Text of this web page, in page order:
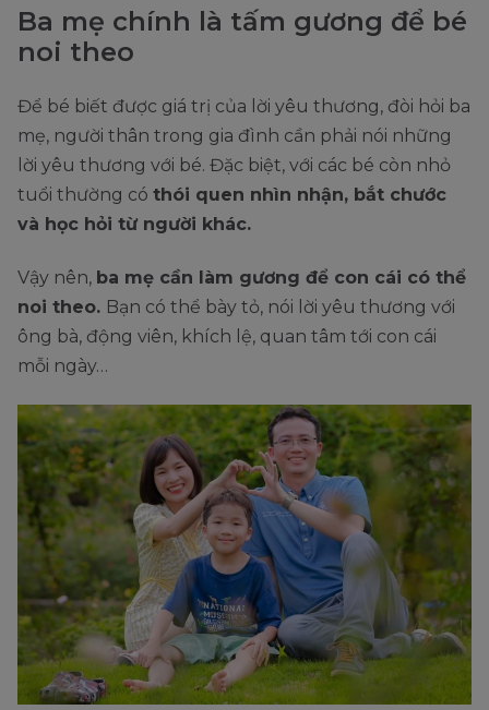
Ba mẹ chính là tấm gương để bé
noi theo
Để bé biết được giá trị của lời yêu thương, đòi hỏi ba
mẹ, người thân trong gia đình cần phải nói những
lời yêu thương với bé. Đặc biệt, với các bé còn nhỏ
tuổi thường có thói quen nhìn nhận, bắt chước
và học hỏi từ người khác.
Vậy nên, ba mẹ cần làm gương để con cái có thể
noi theo. Bạn có thể bày tỏ, nói lời yêu thương với
ông bà, động viên, khích lệ, quan tâm tới con cái
mỗi ngày…